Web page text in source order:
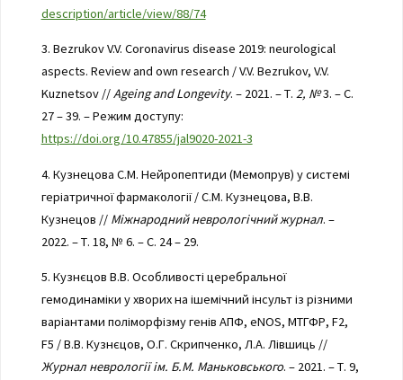
description/article/view/88/74
3. Bezrukov V.V. Coronavirus disease 2019: neurological
aspects. Review and own research / V.V. Bezrukov, V.V.
Kuznetsov //Ageing and Longevity. – 2021. – Т. 2, №3. – С.
27 – 39. – Режим доступу:
https://doi.org/10.47855/jal9020-2021-3
4. Кузнецова С.М. Нейропептиди (Мемопрув) у системі
геріатричної фармакології / С.М. Кузнецова, В.В.
Кузнецов // Міжнародний неврологічний журнал. –
2022. – Т. 18, № 6. – С. 24 – 29.
5. Кузнєцов В.В. Особливості церебральної
гемодинаміки у хворих на ішемічний інсульт із різними
варіантами поліморфізму генів АПФ, eNOS, МТГФР, F2,
F5 / В.В. Кузнєцов, О.Г. Скрипченко, Л.А. Лівшиць //
Журнал неврології ім. Б.М. Маньковського. – 2021. – Т. 9,